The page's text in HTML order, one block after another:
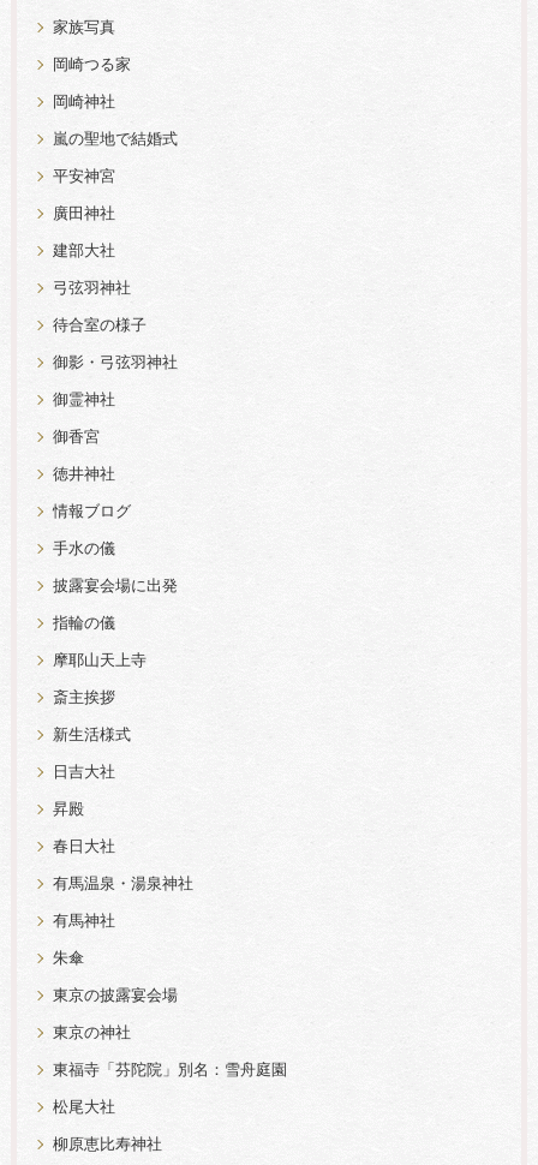
家族写真
岡崎つる家
岡崎神社
嵐の聖地で結婚式
平安神宮
廣田神社
建部大社
弓弦羽神社
待合室の様子
御影・弓弦羽神社
御霊神社
御香宮
徳井神社
情報ブログ
手水の儀
披露宴会場に出発
指輪の儀
摩耶山天上寺
斎主挨拶
新生活様式
日吉大社
昇殿
春日大社
有馬温泉・湯泉神社
有馬神社
朱傘
東京の披露宴会場
東京の神社
東福寺「芬陀院」別名：雪舟庭園
松尾大社
柳原恵比寿神社